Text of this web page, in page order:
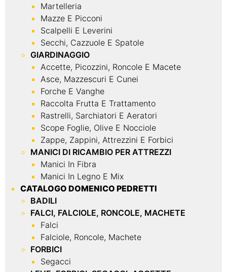
Martelleria
Mazze E Picconi
Scalpelli E Leverini
Secchi, Cazzuole E Spatole
GIARDINAGGIO
Accette, Picozzini, Roncole E Macete
Asce, Mazzescuri E Cunei
Forche E Vanghe
Raccolta Frutta E Trattamento
Rastrelli, Sarchiatori E Aeratori
Scope Foglie, Olive E Nocciole
Zappe, Zappini, Attrezzini E Forbici
MANICI DI RICAMBIO PER ATTREZZI
Manici In Fibra
Manici In Legno E Mix
CATALOGO DOMENICO PEDRETTI
BADILI
FALCI, FALCIOLE, RONCOLE, MACHETE
Falci
Falciole, Roncole, Machete
FORBICI
Segacci